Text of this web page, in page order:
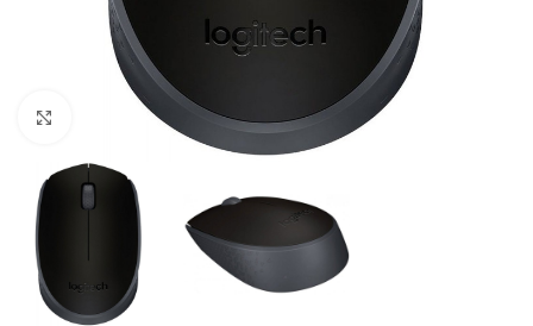
Click to enlarge